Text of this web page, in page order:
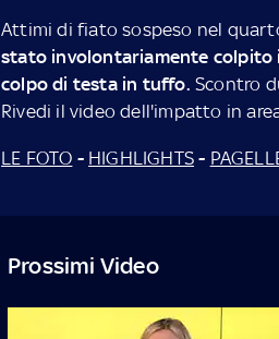
Attimi di fiato sospeso nel
stato involontariamente colpito
colpo di testa in tuffo. Scontro
Rivedi il video dell'impatto in
LE FOTO - HIGHLIGHTS -
Prossimi Video